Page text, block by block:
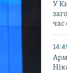
У
час